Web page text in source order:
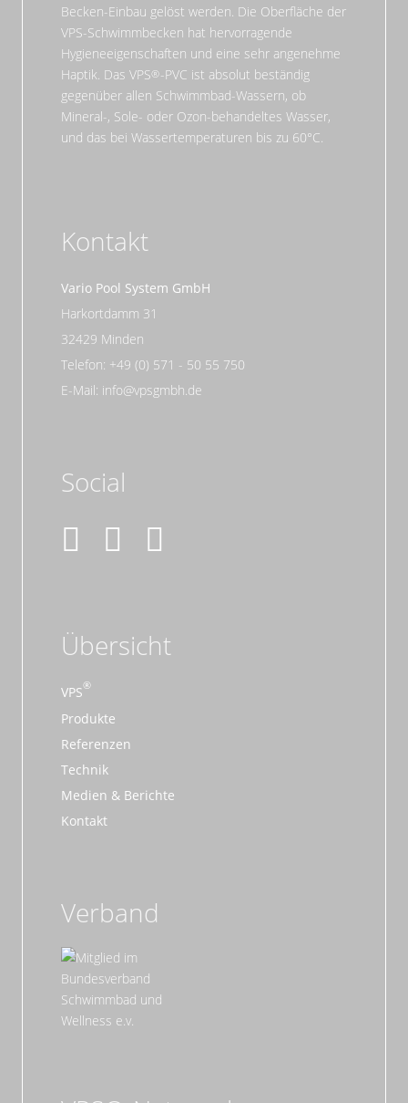
Becken-Einbau gelöst werden. Die Oberfläche der
VPS-Schwimmbecken hat hervorragende
Hygieneeigenschaften und eine sehr angenehme
Haptik. Das VPS
-PVC ist absolut beständig
gegenüber allen Schwimmbad-Wassern, ob
Mineral-, Sole- oder Ozon-behandeltes Wasser,
und das bei Wassertemperaturen bis zu 60°C.
Kontakt
Vario Pool System GmbH
Harkortdamm 31
32429 Minden
Telefon: +49 (0) 571 - 50 55 750
E-Mail: info@vpsgmbh.de
Social
Übersicht
VPS
Produkte
Referenzen
Technik
Medien & Berichte
Kontakt
Verband